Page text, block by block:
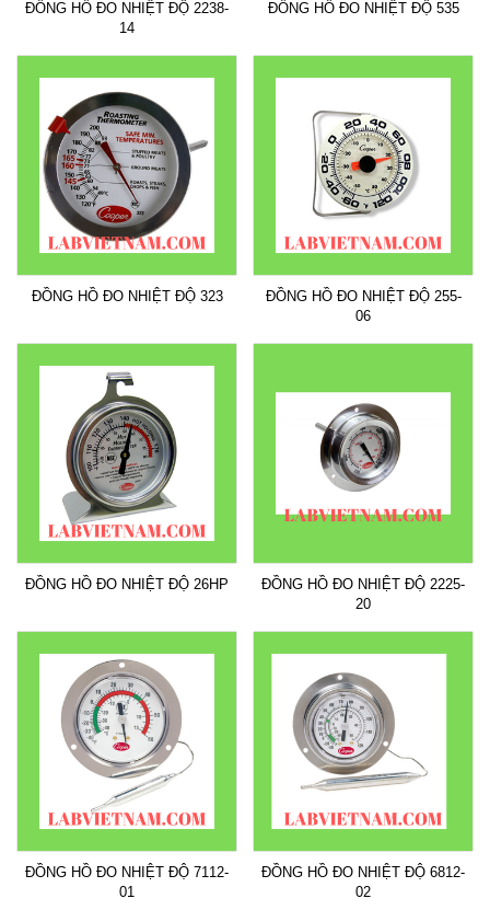
ĐỒNG HỒ ĐO NHIỆT ĐỘ 2238-
14
ĐỒNG HỒ ĐO NHIỆT ĐỘ 535
ĐỒNG HỒ ĐO NHIỆT ĐỘ 323
ĐỒNG HỒ ĐO NHIỆT ĐỘ 255-
06
ĐỒNG HỒ ĐO NHIỆT ĐỘ 26HP
ĐỒNG HỒ ĐO NHIỆT ĐỘ 2225-
20
ĐỒNG HỒ ĐO NHIỆT ĐỘ 7112-
01
ĐỒNG HỒ ĐO NHIỆT ĐỘ 6812-
02